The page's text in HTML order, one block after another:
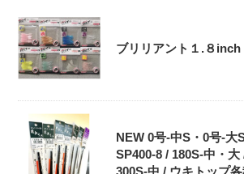
ブリリアント１.８inch
NEW 0号-中S・0号‐大
SP400-8 / 180S-中・大